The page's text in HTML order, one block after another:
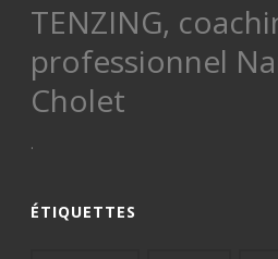
TENZING,
professionnel
Cholet
.
ÉTIQUETTES